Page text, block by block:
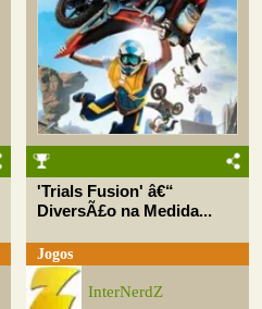
'Trials Fusion' â€“
DiversÃ£o na Medida...
Jogos
InterNerdZ